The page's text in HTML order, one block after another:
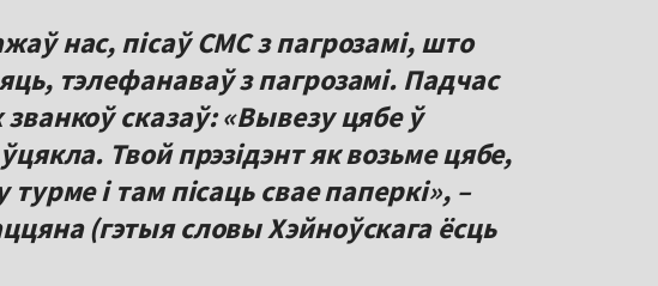
нас, пісаў СМС з пагрозамі, што
тэлефанаваў з пагрозамі. Падчас
сказаў: «Вывезу цябе ў
Твой прэзідэнт як возьме цябе,
і там пісаць свае паперкі», –
(гэтыя словы Хэйноўскага ёсць